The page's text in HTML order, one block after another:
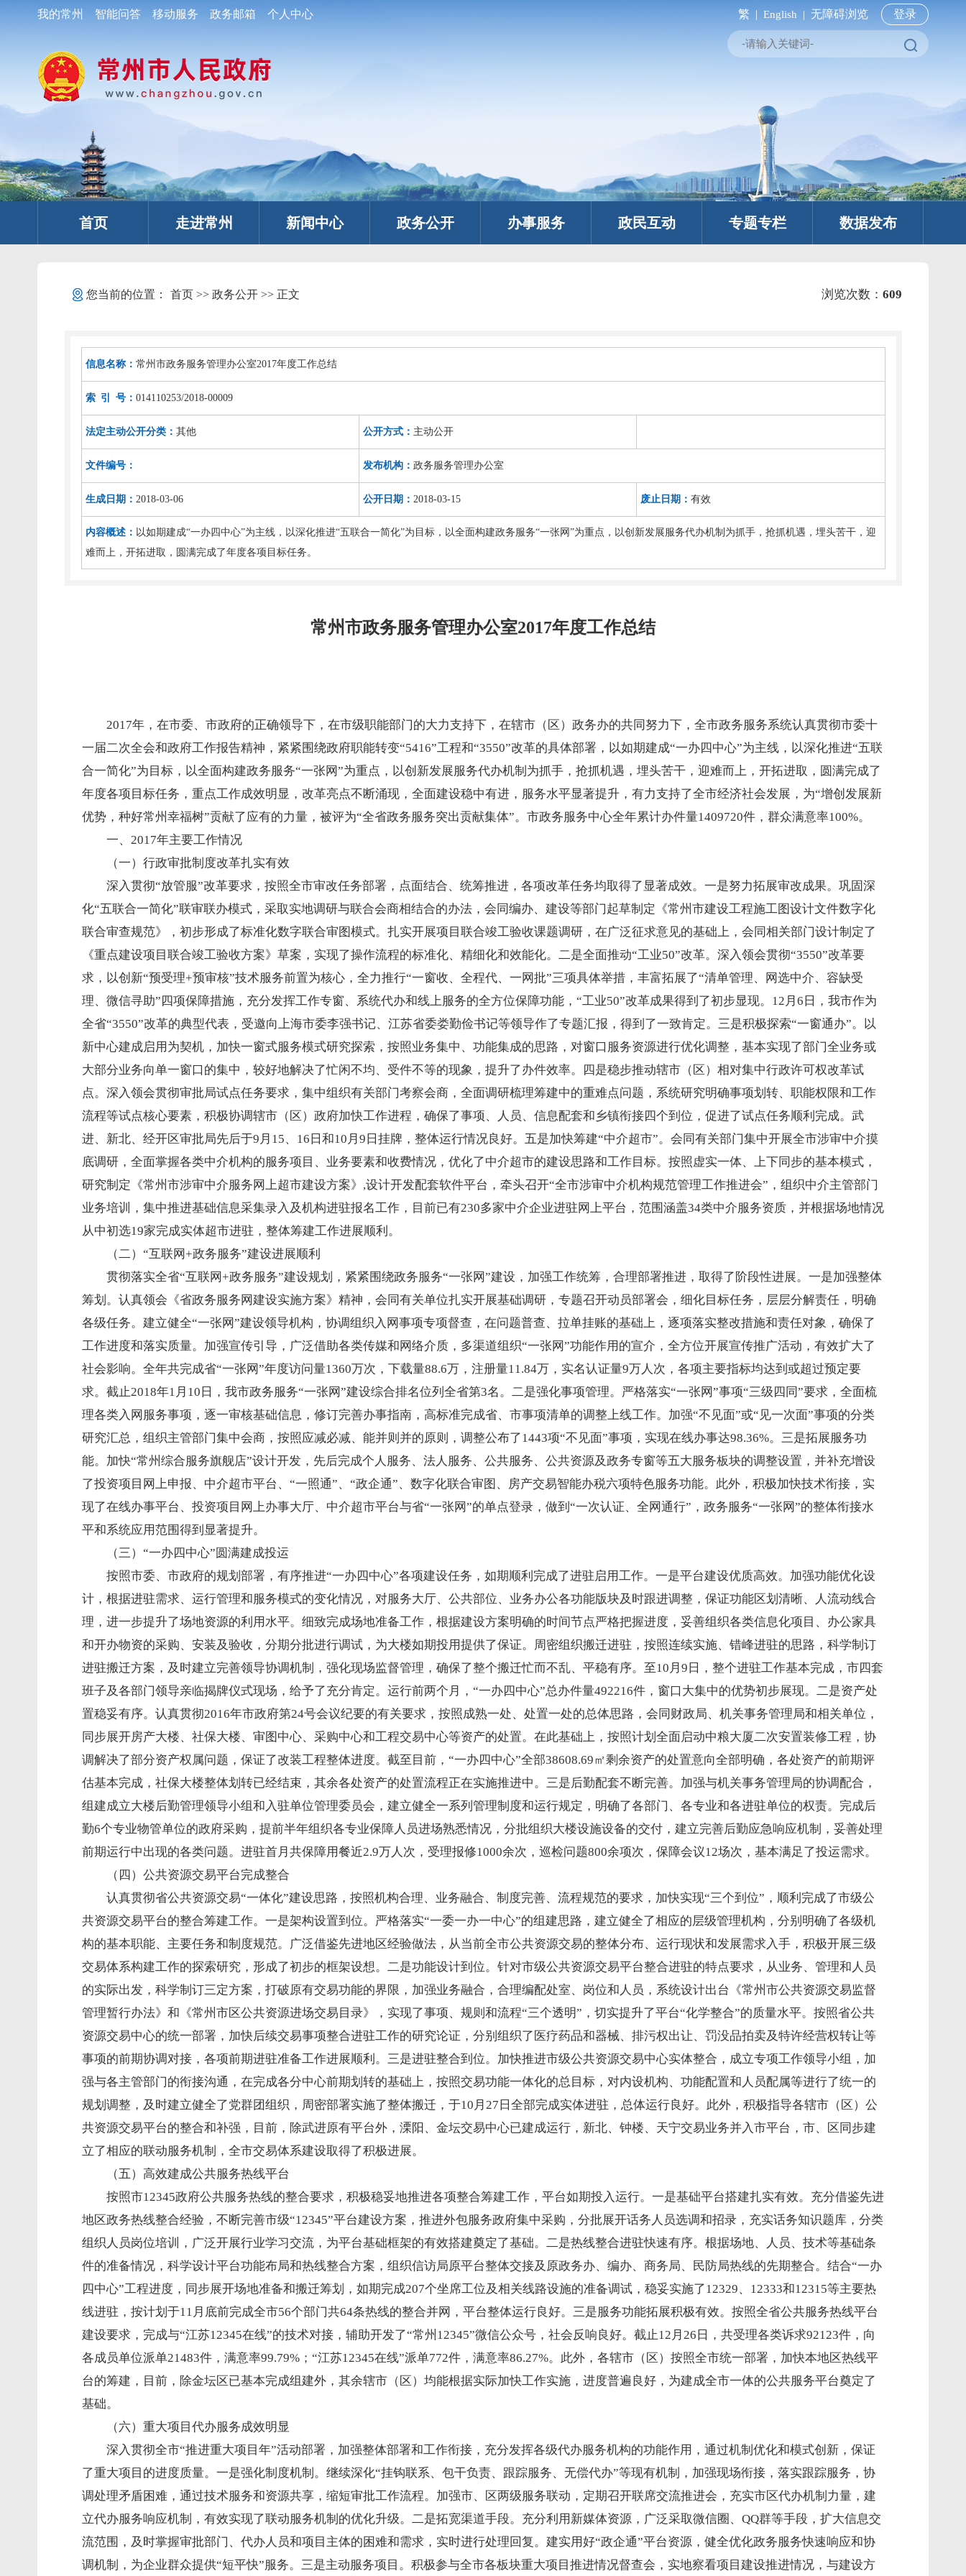
我的常州 智能问答 移动服务 政务邮箱 个人中心 繁 | English | 无障碍浏览 登录
首页 走进常州 新闻中心 政务公开 办事服务 政民互动 专题专栏 数据发布
您当前的位置： 首页>> 政务公开>> 正文 浏览次数： 609
信息名称： 常州市政务服务管理办公室2017年度工作总结
索 引 号： 014110253/2018-00009
法定主动公开分类： 其他 公开方式： 主动公开
文件编号： 发布机构： 政务服务管理办公室
生成日期： 2018-03-06 公开日期： 2018-03-15 废止日期： 有效
内容概述： 以如期建成“一办四中心”为主线，以深化推进“五联合一简化”为目标，以全面构建政务服务“一张网”为重点，以创新发展服务代办机制为抓手，抢抓机遇，埋头苦干，迎
难而上，开拓进取，圆满完成了年度各项目标任务。
常州市政务服务管理办公室2017年度工作总结
2017年，在市委、市政府的正确领导下，在市级职能部门的大力支持下，在辖市（区）政务办的共同努力下，全市政务服务系统认真贯彻市委十
一届二次全会和政府工作报告精神，紧紧围绕政府职能转变“5416”工程和“3550”改革的具体部署，以如期建成“一办四中心”为主线，以深化推进“五联
合一简化”为目标，以全面构建政务服务“一张网”为重点，以创新发展服务代办机制为抓手，抢抓机遇，埋头苦干，迎难而上，开拓进取，圆满完成了
年度各项目标任务，重点工作成效明显，改革亮点不断涌现，全面建设稳中有进，服务水平显著提升，有力支持了全市经济社会发展，为“增创发展新
优势，种好常州幸福树”贡献了应有的力量，被评为“全省政务服务突出贡献集体”。市政务服务中心全年累计办件量1409720件，群众满意率100%。
一、2017年主要工作情况
（一）行政审批制度改革扎实有效
深入贯彻“放管服”改革要求，按照全市审改任务部署，点面结合、统筹推进，各项改革任务均取得了显著成效。一是努力拓展审改成果。巩固深
化“五联合一简化”联审联办模式，采取实地调研与联合会商相结合的办法，会同编办、建设等部门起草制定《常州市建设工程施工图设计文件数字化
联合审查规范》，初步形成了标准化数字联合审图模式。扎实开展项目联合竣工验收课题调研，在广泛征求意见的基础上，会同相关部门设计制定了
《重点建设项目联合竣工验收方案》草案，实现了操作流程的标准化、精细化和效能化。二是全面推动“工业50”改革。深入领会贯彻“3550”改革要
求，以创新“预受理+预审核”技术服务前置为核心，全力推行“一窗收、全程代、一网批”三项具体举措，丰富拓展了“清单管理、网选中介、容缺受
理、微信寻助”四项保障措施，充分发挥工作专窗、系统代办和线上服务的全方位保障功能，“工业50”改革成果得到了初步显现。12月6日，我市作为
全省“3550”改革的典型代表，受邀向上海市委李强书记、江苏省委娄勤俭书记等领导作了专题汇报，得到了一致肯定。三是积极探索“一窗通办”。以
新中心建成启用为契机，加快一窗式服务模式研究探索，按照业务集中、功能集成的思路，对窗口服务资源进行优化调整，基本实现了部门全业务或
大部分业务向单一窗口的集中，较好地解决了忙闲不均、受件不等的现象，提升了办件效率。四是稳步推动辖市（区）相对集中行政许可权改革试
点。深入领会贯彻审批局试点任务要求，集中组织有关部门考察会商，全面调研梳理筹建中的重难点问题，系统研究明确事项划转、职能权限和工作
流程等试点核心要素，积极协调辖市（区）政府加快工作进程，确保了事项、人员、信息配套和乡镇衔接四个到位，促进了试点任务顺利完成。武
进、新北、经开区审批局先后于9月15、16日和10月9日挂牌，整体运行情况良好。五是加快筹建“中介超市”。会同有关部门集中开展全市涉审中介摸
底调研，全面掌握各类中介机构的服务项目、业务要素和收费情况，优化了中介超市的建设思路和工作目标。按照虚实一体、上下同步的基本模式，
研究制定《常州市涉审中介服务网上超市建设方案》,设计开发配套软件平台，牵头召开“全市涉审中介机构规范管理工作推进会”，组织中介主管部门
业务培训，集中推进基础信息采集录入及机构进驻报名工作，目前已有230多家中介企业进驻网上平台，范围涵盖34类中介服务资质，并根据场地情况
从中初选19家完成实体超市进驻，整体筹建工作进展顺利。
（二）“互联网+政务服务”建设进展顺利
贯彻落实全省“互联网+政务服务”建设规划，紧紧围绕政务服务“一张网”建设，加强工作统筹，合理部署推进，取得了阶段性进展。一是加强整体
筹划。认真领会《省政务服务网建设实施方案》精神，会同有关单位扎实开展基础调研，专题召开动员部署会，细化目标任务，层层分解责任，明确
各级任务。建立健全“一张网”建设领导机构，协调组织入网事项专项督查，在问题普查、拉单挂账的基础上，逐项落实整改措施和责任对象，确保了
工作进度和落实质量。加强宣传引导，广泛借助各类传媒和网络介质，多渠道组织“一张网”功能作用的宣介，全方位开展宣传推广活动，有效扩大了
社会影响。全年共完成省“一张网”年度访问量1360万次，下载量88.6万，注册量11.84万，实名认证量9万人次，各项主要指标均达到或超过预定要
求。截止2018年1月10日，我市政务服务“一张网”建设综合排名位列全省第3名。二是强化事项管理。严格落实“一张网”事项“三级四同”要求，全面梳
理各类入网服务事项，逐一审核基础信息，修订完善办事指南，高标准完成省、市事项清单的调整上线工作。加强“不见面”或“见一次面”事项的分类
研究汇总，组织主管部门集中会商，按照应减必减、能并则并的原则，调整公布了1443项“不见面”事项，实现在线办事达98.36%。三是拓展服务功
能。加快“常州综合服务旗舰店”设计开发，先后完成个人服务、法人服务、公共服务、公共资源及政务专窗等五大服务板块的调整设置，并补充增设
了投资项目网上申报、中介超市平台、“一照通”、“政企通”、数字化联合审图、房产交易智能办税六项特色服务功能。此外，积极加快技术衔接，实
现了在线办事平台、投资项目网上办事大厅、中介超市平台与省“一张网”的单点登录，做到“一次认证、全网通行”，政务服务“一张网”的整体衔接水
平和系统应用范围得到显著提升。
（三）“一办四中心”圆满建成投运
按照市委、市政府的规划部署，有序推进“一办四中心”各项建设任务，如期顺利完成了进驻启用工作。一是平台建设优质高效。加强功能优化设
计，根据进驻需求、运行管理和服务模式的变化情况，对服务大厅、公共部位、业务办公各功能版块及时跟进调整，保证功能区划清晰、人流动线合
理，进一步提升了场地资源的利用水平。细致完成场地准备工作，根据建设方案明确的时间节点严格把握进度，妥善组织各类信息化项目、办公家具
和开办物资的采购、安装及验收，分期分批进行调试，为大楼如期投用提供了保证。周密组织搬迁进驻，按照连续实施、错峰进驻的思路，科学制订
进驻搬迁方案，及时建立完善领导协调机制，强化现场监督管理，确保了整个搬迁忙而不乱、平稳有序。至10月9日，整个进驻工作基本完成，市四套
班子及各部门领导亲临揭牌仪式现场，给予了充分肯定。运行前两个月，“一办四中心”总办件量492216件，窗口大集中的优势初步展现。二是资产处
置稳妥有序。认真贯彻2016年市政府第24号会议纪要的有关要求，按照成熟一处、处置一处的总体思路，会同财政局、机关事务管理局和相关单位，
同步展开房产大楼、社保大楼、审图中心、采购中心和工程交易中心等资产的处置。在此基础上，按照计划全面启动中粮大厦二次安置装修工程，协
调解决了部分资产权属问题，保证了改装工程整体进度。截至目前，“一办四中心”全部38608.69㎡剩余资产的处置意向全部明确，各处资产的前期评
估基本完成，社保大楼整体划转已经结束，其余各处资产的处置流程正在实施推进中。三是后勤配套不断完善。加强与机关事务管理局的协调配合，
组建成立大楼后勤管理领导小组和入驻单位管理委员会，建立健全一系列管理制度和运行规定，明确了各部门、各专业和各进驻单位的权责。完成后
勤6个专业物管单位的政府采购，提前半年组织各专业保障人员进场熟悉情况，分批组织大楼设施设备的交付，建立完善后勤应急响应机制，妥善处理
前期运行中出现的各类问题。进驻首月共保障用餐近2.9万人次，受理报修1000余次，巡检问题800余项次，保障会议12场次，基本满足了投运需求。
（四）公共资源交易平台完成整合
认真贯彻省公共资源交易“一体化”建设思路，按照机构合理、业务融合、制度完善、流程规范的要求，加快实现“三个到位”，顺利完成了市级公
共资源交易平台的整合筹建工作。一是架构设置到位。严格落实“一委一办一中心”的组建思路，建立健全了相应的层级管理机构，分别明确了各级机
构的基本职能、主要任务和制度规范。广泛借鉴先进地区经验做法，从当前全市公共资源交易的整体分布、运行现状和发展需求入手，积极开展三级
交易体系构建工作的探索研究，形成了初步的框架设想。二是功能设计到位。针对市级公共资源交易平台整合进驻的特点要求，从业务、管理和人员
的实际出发，科学制订三定方案，打破原有交易功能的界限，加强业务融合，合理编配处室、岗位和人员，系统设计出台《常州市公共资源交易监督
管理暂行办法》和《常州市区公共资源进场交易目录》，实现了事项、规则和流程“三个透明”，切实提升了平台“化学整合”的质量水平。按照省公共
资源交易中心的统一部署，加快后续交易事项整合进驻工作的研究论证，分别组织了医疗药品和器械、排污权出让、罚没品拍卖及特许经营权转让等
事项的前期协调对接，各项前期进驻准备工作进展顺利。三是进驻整合到位。加快推进市级公共资源交易中心实体整合，成立专项工作领导小组，加
强与各主管部门的衔接沟通，在完成各分中心前期划转的基础上，按照交易功能一体化的总目标，对内设机构、功能配置和人员配属等进行了统一的
规划调整，及时建立健全了党群团组织，周密部署实施了整体搬迁，于10月27日全部完成实体进驻，总体运行良好。此外，积极指导各辖市（区）公
共资源交易平台的整合和补强，目前，除武进原有平台外，溧阳、金坛交易中心已建成运行，新北、钟楼、天宁交易业务并入市平台，市、区同步建
立了相应的联动服务机制，全市交易体系建设取得了积极进展。
（五）高效建成公共服务热线平台
按照市12345政府公共服务热线的整合要求，积极稳妥地推进各项整合筹建工作，平台如期投入运行。一是基础平台搭建扎实有效。充分借鉴先进
地区政务热线整合经验，不断完善市级“12345”平台建设方案，推进外包服务政府集中采购，分批展开话务人员选调和招录，充实话务知识题库，分类
组织人员岗位培训，广泛开展行业学习交流，为平台基础框架的有效搭建奠定了基础。二是热线整合进驻快速有序。根据场地、人员、技术等基础条
件的准备情况，科学设计平台功能布局和热线整合方案，组织信访局原平台整体交接及原政务办、编办、商务局、民防局热线的先期整合。结合“一办
四中心”工程进度，同步展开场地准备和搬迁筹划，如期完成207个坐席工位及相关线路设施的准备调试，稳妥实施了12329、12333和12315等主要热
线进驻，按计划于11月底前完成全市56个部门共64条热线的整合并网，平台整体运行良好。三是服务功能拓展积极有效。按照全省公共服务热线平台
建设要求，完成与“江苏12345在线”的技术对接，辅助开发了“常州12345”微信公众号，社会反响良好。截止12月26日，共受理各类诉求92123件，向
各成员单位派单21483件，满意率99.79%；“江苏12345在线”派单772件，满意率86.27%。此外，各辖市（区）按照全市统一部署，加快本地区热线平
台的筹建，目前，除金坛区已基本完成组建外，其余辖市（区）均能根据实际加快工作实施，进度普遍良好，为建成全市一体的公共服务平台奠定了
基础。
（六）重大项目代办服务成效明显
深入贯彻全市“推进重大项目年”活动部署，加强整体部署和工作衔接，充分发挥各级代办服务机构的功能作用，通过机制优化和模式创新，保证
了重大项目的进度质量。一是强化制度机制。继续深化“挂钩联系、包干负责、跟踪服务、无偿代办”等现有机制，加强现场衔接，落实跟踪服务，协
调处理矛盾困难，通过技术服务和资源共享，缩短审批工作流程。加强市、区两级服务联动，定期召开联席交流推进会，充实市区代办机制力量，建
立代办服务响应机制，有效实现了联动服务机制的优化升级。二是拓宽渠道手段。充分利用新媒体资源，广泛采取微信圈、QQ群等手段，扩大信息交
流范围，及时掌握审批部门、代办人员和项目主体的困难和需求，实时进行处理回复。建实用好“政企通”平台资源，健全优化政务服务快速响应和协
调机制，为企业群众提供“短平快”服务。三是主动服务项目。积极参与全市各板块重大项目推进情况督查会，实地察看项目建设推进情况，与建设方